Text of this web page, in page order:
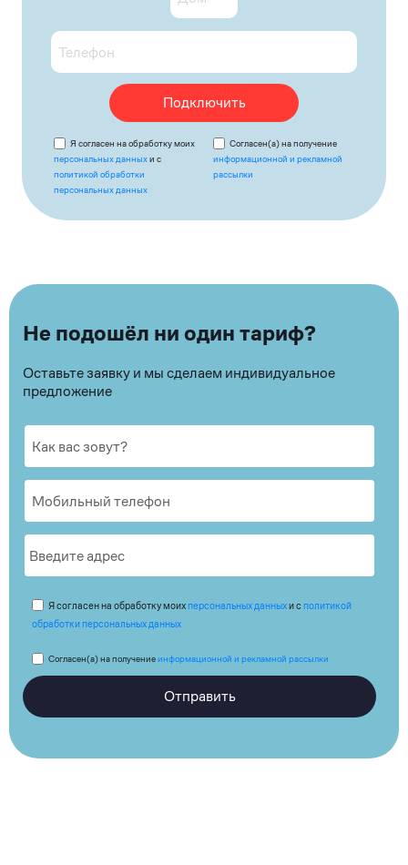
Подключить
Я согласен на обработку моих
персональных данныхи с
политикой обработки
персональных данных
Согласен(а) на получение
информационной и рекламной
рассылки
Не подошёл ни один тариф?
Оставьте заявку и мы сделаем индивидуальное
предложение
Я согласен на обработку моих персональных данныхи с политикой
обработки персональных данных
Согласен(а) на получениеинформационной и рекламной рассылки
Отправить